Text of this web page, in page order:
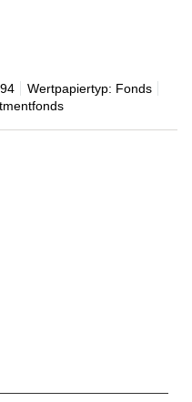
Wertpapiertyp: Fonds